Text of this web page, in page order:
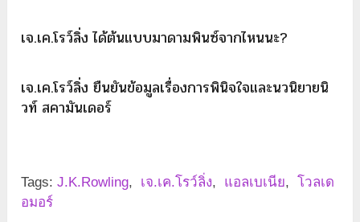
เจ.เค.โรว์ลิ่ง ได้ต้นแบบมาดามพินซ์จากไหนนะ?
เจ.เค.โรว์ลิ่ง ยืนยันข้อมูลเรื่องการพินิจใจและนวนิยายนิ
วท์ สคามันเดอร์
Tags: J.K.Rowling, เจ.เค.โรว์ลิ่ง, แอลเบเนีย, โวลเด
อมอร์